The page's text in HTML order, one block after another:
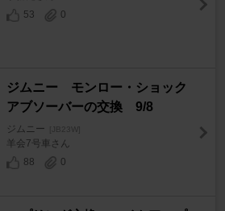
53
0
ジムニー モンロー・ショック
アブソーバーの交換 9/8
ジムニー [JB23W]
羊会7号車さん
88
0